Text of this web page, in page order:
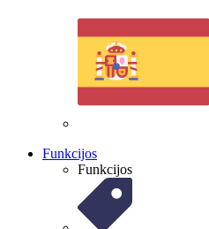
Funkcijos
Funkcijos